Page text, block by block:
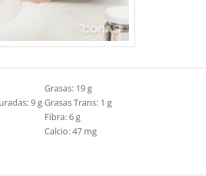
Grasas: 19g
9gGrasas Trans: 1 g
Fibra:6g
Calcio:47 mg